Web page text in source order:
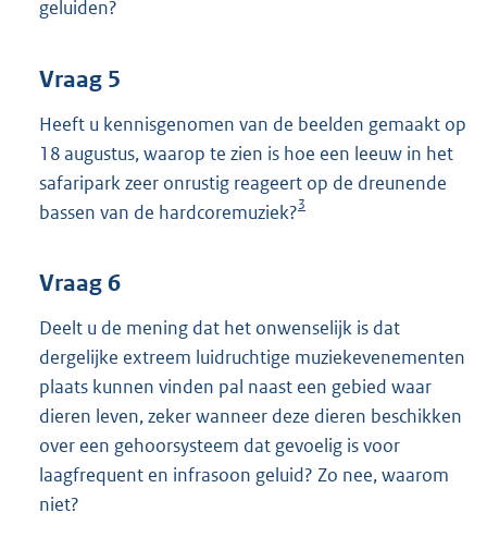
geluiden?
Vraag 5
Heeft u kennisgenomen van de beelden gemaakt op
18 augustus, waarop te zien is hoe een leeuw in het
safaripark zeer onrustig reageert op de dreunende
bassen van de hardcoremuziek?3
Vraag 6
Deelt u de mening dat het onwenselijk is dat
dergelijke extreem luidruchtige muziekevenementen
plaats kunnen vinden pal naast een gebied waar
dieren leven, zeker wanneer deze dieren beschikken
over een gehoorsysteem dat gevoelig is voor
laagfrequent en infrasoon geluid? Zo nee, waarom
niet?